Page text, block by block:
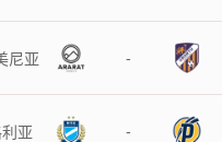
尼亚 -
亚 -